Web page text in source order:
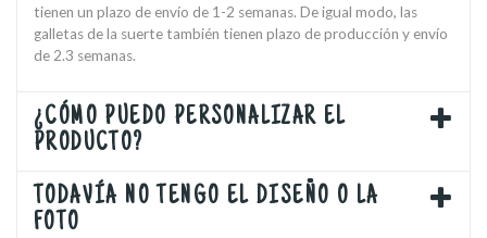
tienen un plazo de envío de 1-2 semanas. De igual modo, las
galletas de la suerte también tienen plazo de producción y envío
de 2.3 semanas.
¿CÓMO PUEDO PERSONALIZAR EL
PRODUCTO?
TODAVÍA NO TENGO EL DISEÑO O LA
FOTO